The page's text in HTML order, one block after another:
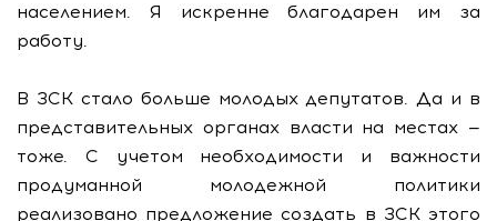
населением. Я искренне благодарен им за
работу.
В ЗСК стало больше молодых депутатов. Да и в
представительных органах власти на местах —
тоже. С учетом необходимости и важности
продуманной молодежной политики
реализовано предложение создать в ЗСК этого